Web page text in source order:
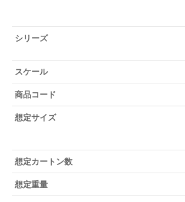
シリーズ
スケール
商品コード
想定サイズ
想定カートン数
想定重量